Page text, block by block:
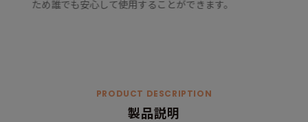
ため誰でも安心して使用することができます。
PRODUCT DESCRIPTION
製品説明